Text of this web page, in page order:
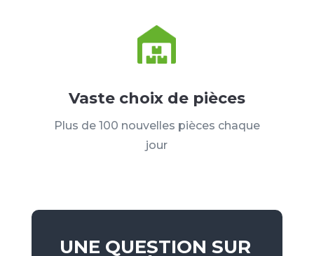
Vaste choix de pièces
Plus de 100 nouvelles pièces chaque
jour
UNE QUESTION SUR